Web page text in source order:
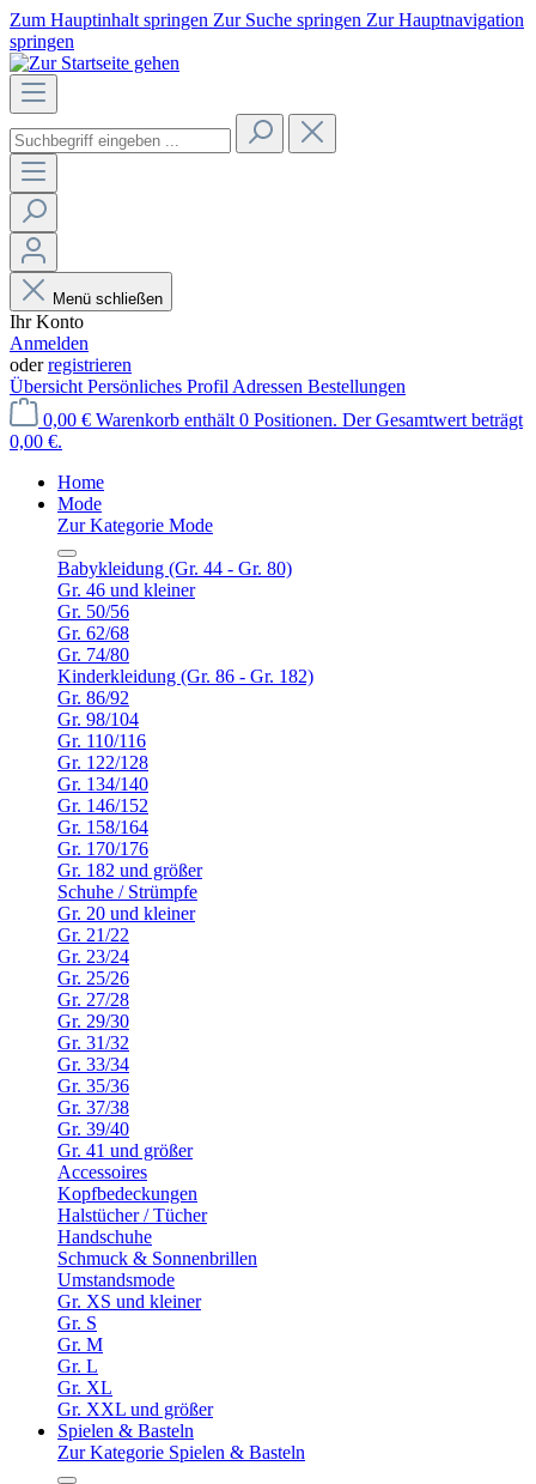
Zum Hauptinhalt springen Zur Suche springen Zur Hauptnavigation
springen
Menü schließen
Ihr Konto
Anmelden
oderregistrieren
Übersicht Persönliches Profil Adressen Bestellungen
0,00 € Warenkorb enthält 0 Positionen. Der Gesamtwert beträgt
0,00 €.
Home
Mode
Zur Kategorie Mode
Babykleidung (Gr. 44 - Gr. 80)
Gr. 46 und kleiner
Gr. 50/56
Gr. 62/68
Gr. 74/80
Kinderkleidung (Gr. 86 - Gr. 182)
Gr. 86/92
Gr. 98/104
Gr. 110/116
Gr. 122/128
Gr. 134/140
Gr. 146/152
Gr. 158/164
Gr. 170/176
Gr. 182 und größer
Schuhe / Strümpfe
Gr. 20 und kleiner
Gr. 21/22
Gr. 23/24
Gr. 25/26
Gr. 27/28
Gr. 29/30
Gr. 31/32
Gr. 33/34
Gr. 35/36
Gr. 37/38
Gr. 39/40
Gr. 41 und größer
Accessoires
Kopfbedeckungen
Halstücher / Tücher
Handschuhe
Schmuck & Sonnenbrillen
Umstandsmode
Gr. XS und kleiner
Gr. S
Gr. M
Gr. L
Gr. XL
Gr. XXL und größer
Spielen & Basteln
Zur Kategorie Spielen & Basteln